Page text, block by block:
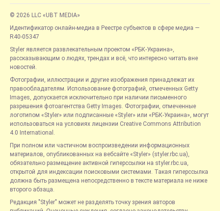
© 2026 LLC «UBT MEDIA»
Идентификатор онлайн-медиа в Реестре субъектов в сфере медиа —
R40-05347
Styler является развлекательным проектом «РБК-Украина»,
рассказывающим о людях, трендах и всё, что интересно читать вне
новостей.
Фотографии, иллюстрации и другие изображения принадлежат их
правообладателям. Использование фотографий, отмеченных Getty
Images, допускается исключительно при наличии письменного
разрешения фотоагентства Getty Images. Фотографии, отмеченные
логотипом «Styler» или подписанные «Styler» или «РБК-Украина», могут
использоваться на условиях лицензии Creative Commons Attribution
4.0 International.
При полном или частичном воспроизведении информационных
материалов, опубликованных на вебсайте «Styler» (styler.rbc.ua),
обязательно размещение активной гиперссылки на styler.rbc.ua,
открытой для индексации поисковыми системами. Такая гиперссылка
должна быть размещена непосредственно в тексте материала не ниже
второго абзаца.
Редакция "Styler" может не разделять точку зрения авторов